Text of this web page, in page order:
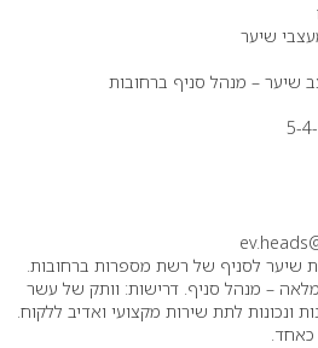
שיער
שיער – מנהל סניף ברחובות
שיער לסניף של רשת מספרות ברחובות.
– מנהל סניף. דרישות: וותק של עשר
ונכונות לתת שירות מקצועי ואדיב ללקוח.
כאחד.